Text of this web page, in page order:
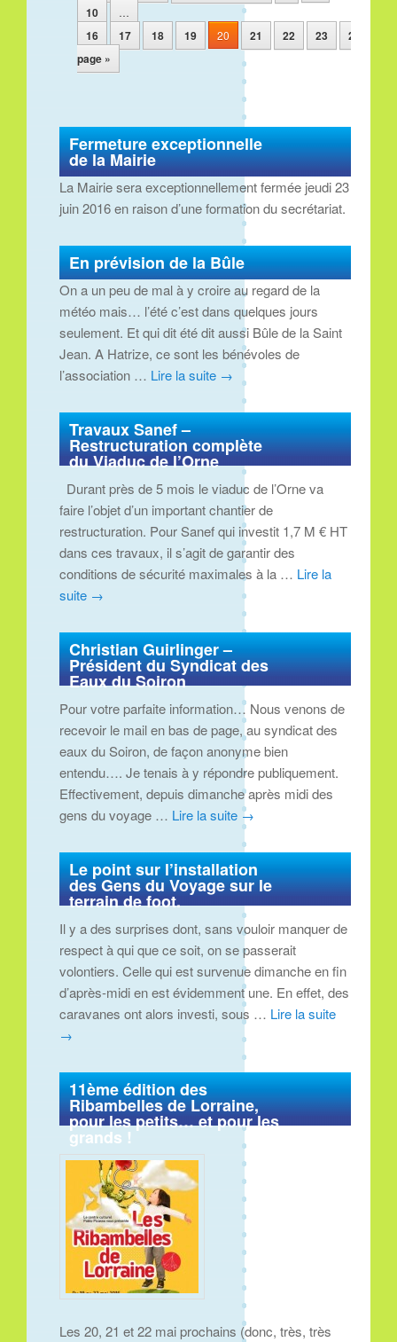
10 …
16 17 18 19 20 21 22 23 24
page »
Fermeture exceptionnelle
de la Mairie
La Mairie sera exceptionnellement fermée jeudi 23
juin 2016 en raison d’une formation du secrétariat.
En prévision de la Bûle
On a un peu de mal à y croire au regard de la
météo mais… l’été c’est dans quelques jours
seulement. Et qui dit été dit aussi Bûle de la Saint
Jean. A Hatrize, ce sont les bénévoles de
l’association … Lire la suite →
Travaux Sanef –
Restructuration complète
du Viaduc de l’Orne
Durant près de 5 mois le viaduc de l’Orne va
faire l’objet d’un important chantier de
restructuration. Pour Sanef qui investit 1,7 M € HT
dans ces travaux, il s’agit de garantir des
conditions de sécurité maximales à la … Lire la
suite →
Christian Guirlinger –
Président du Syndicat des
Eaux du Soiron
Pour votre parfaite information… Nous venons de
recevoir le mail en bas de page, au syndicat des
eaux du Soiron, de façon anonyme bien
entendu…. Je tenais à y répondre publiquement.
Effectivement, depuis dimanche après midi des
gens du voyage … Lire la suite →
Le point sur l’installation
des Gens du Voyage sur le
terrain de foot.
Il y a des surprises dont, sans vouloir manquer de
respect à qui que ce soit, on se passerait
volontiers. Celle qui est survenue dimanche en fin
d’après-midi en est évidemment une. En effet, des
caravanes ont alors investi, sous … Lire la suite
→
11ème édition des
Ribambelles de Lorraine,
pour les petits… et pour les
grands !
Les 20, 21 et 22 mai prochains (donc, très, très